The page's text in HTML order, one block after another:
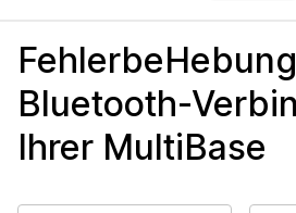
Bluetooth-
Ihrer MultiBase